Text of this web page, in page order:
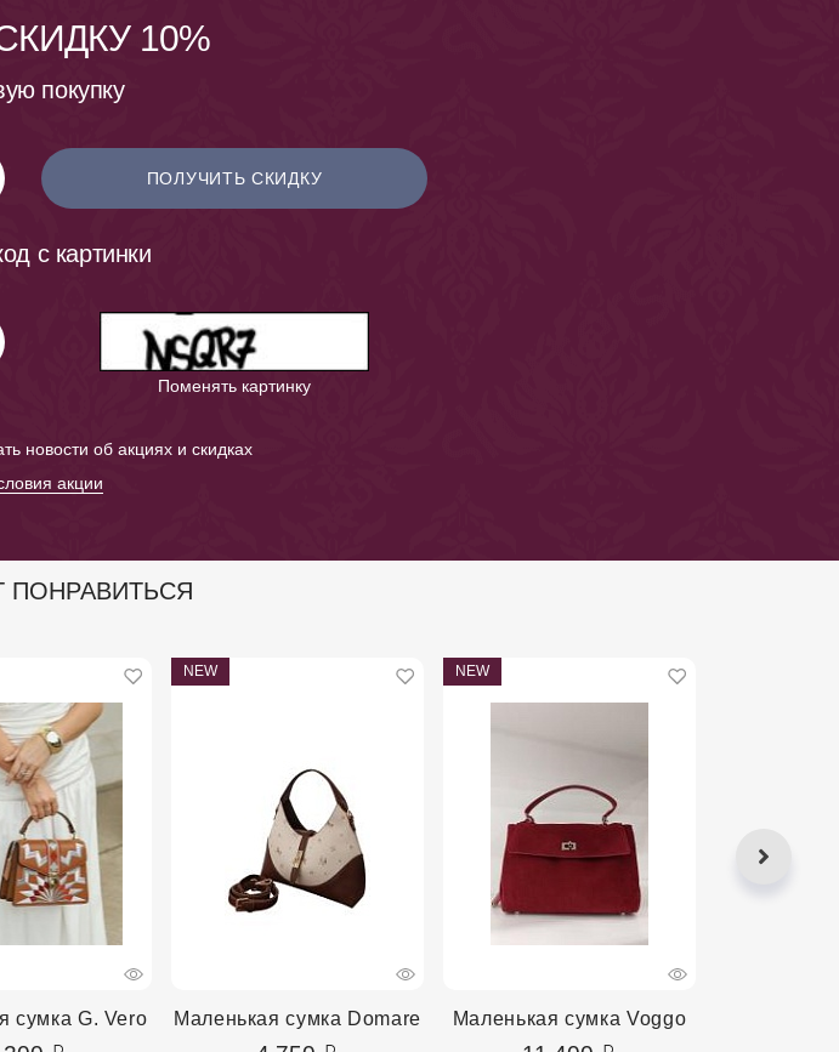
10%
покупку
ПОЛУЧИТЬ СКИДКУ
с картинки
Поменять картинку
новости об акциях и скидках
акции
сумка G. Vero
NEW
Маленькая сумка Domare
NEW
Маленькая сумка Voggo